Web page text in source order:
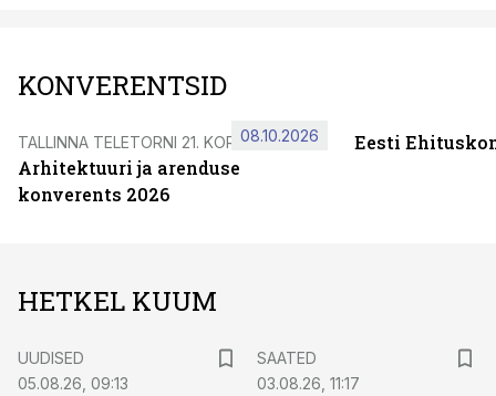
KONVERENTSID
TALLINNA TELETORNI 21. KORRUSEL
Arhitektuuri ja arenduse
konverents 2026
08.10.2026 Eesti
HETKEL KUUM
UUDISED
05.08.26, 09:13
SAATED
03.08.26, 11:17